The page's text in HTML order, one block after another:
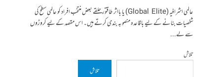
عالمی اشرافیہ (Global Elite) یا بااثر طاقتور حلقے بعض منتخب افراد کو عالمی سطح کی
شخصیات بنانے کے لیے باقاعدہ منصوبہ بندی کرتے ہیں۔ اس مقصد کے لیے کروڑوں
سے لے...
تلاش
تلاش